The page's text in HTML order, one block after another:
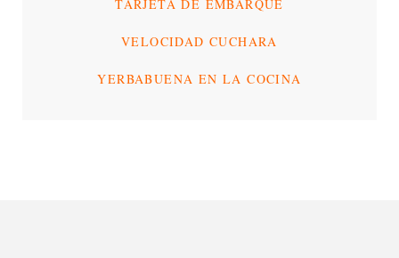
TARJETA DE EMBARQUE
VELOCIDAD CUCHARA
YERBABUENA EN LA COCINA